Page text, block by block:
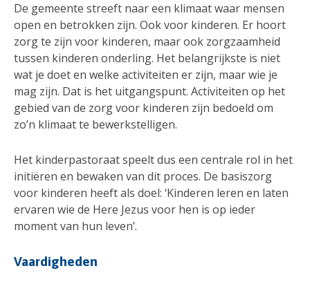
De gemeente streeft naar een klimaat waar mensen
open en betrokken zijn. Ook voor kinderen. Er hoort
zorg te zijn voor kinderen, maar ook zorgzaamheid
tussen kinderen onderling. Het belangrijkste is niet
wat je doet en welke activiteiten er zijn, maar wie je
mag zijn. Dat is het uitgangspunt. Activiteiten op het
gebied van de zorg voor kinderen zijn bedoeld om
zo’n klimaat te bewerkstelligen.
Het kinderpastoraat speelt dus een centrale rol in het
initiëren en bewaken van dit proces. De basiszorg
voor kinderen heeft als doel: ‘Kinderen leren en laten
ervaren wie de Here Jezus voor hen is op ieder
moment van hun leven’.
Vaardigheden